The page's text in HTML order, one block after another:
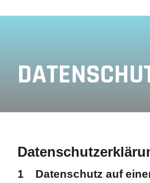
1 Datenschutz auf